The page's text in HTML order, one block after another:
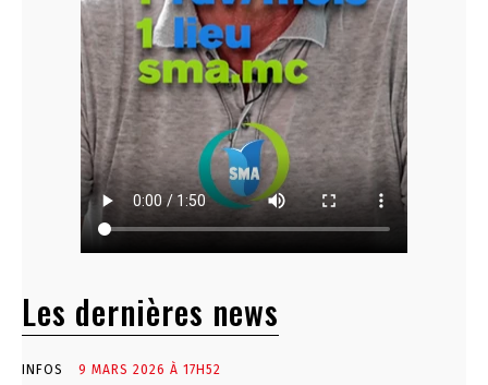
Les dernières news
INFOS 9 MARS 2026 À 17H52